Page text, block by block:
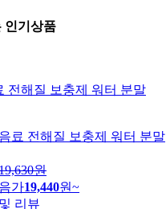
인기상품
료 전해질 보충제 워터 분말
원
가19,440원~
리뷰